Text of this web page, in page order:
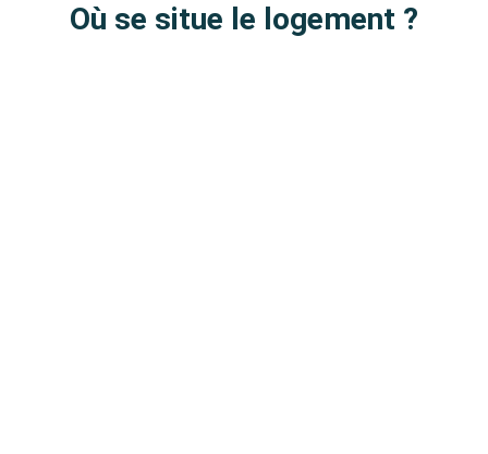
Où se situe le logement ?